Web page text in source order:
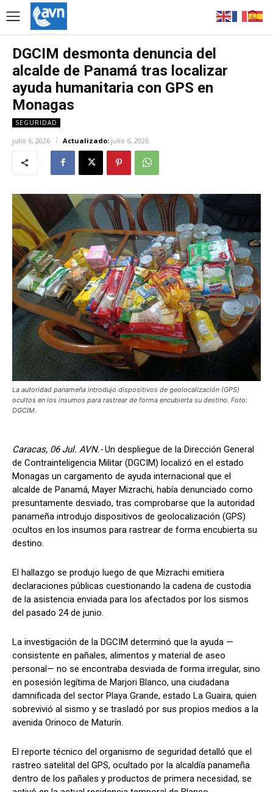
DGCIM desmonta denuncia del
alcalde de Panamá tras localizar
ayuda humanitaria con GPS en
Monagas
SEGURIDAD
julio 6, 2026 Actualizado: julio 6, 2026
La autoridad panameña introdujo dispositivos de geolocalización (GPS)
ocultos en los insumos para rastrear de forma encubierta su destino. Foto:
DGCIM.
Caracas, 06 Jul. AVN.-Un despliegue de la Dirección General
de Contrainteligencia Militar (DGCIM) localizó en el estado
Monagas un cargamento de ayuda internacional que el
alcalde de Panamá, Mayer Mizrachi, había denunciado como
presuntamente desviado, tras comprobarse que la autoridad
panameña introdujo dispositivos de geolocalización (GPS)
ocultos en los insumos para rastrear de forma encubierta su
destino.
El hallazgo se produjo luego de que Mizrachi emitiera
declaraciones públicas cuestionando la cadena de custodia
de la asistencia enviada para los afectados por los sismos
del pasado 24 de junio.
La investigación de la DGCIM determinó que la ayuda —
consistente en pañales, alimentos y material de aseo
personal— no se encontraba desviada de forma irregular, sino
en posesión legítima de Marjori Blanco, una ciudadana
damnificada del sector Playa Grande, estado La Guaira, quien
sobrevivió al sismo y se trasladó por sus propios medios a la
avenida Orinoco de Maturín.
El reporte técnico del organismo de seguridad detalló que el
rastreo satelital del GPS, ocultado por la alcaldía panameña
dentro de los pañales y productos de primera necesidad, se